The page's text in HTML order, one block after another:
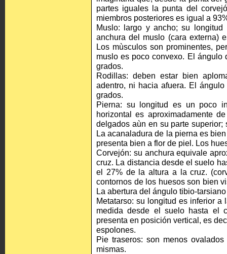
partes iguales la punta del
miembros posteriores es igual a
Muslo: largo y ancho; su
anchura del muslo (cara externa)
Los mùsculos son prominentes,
muslo es poco convexo. El
grados.
Rodillas: deben estar bien
adentro, ni hacia afuera. El
grados.
Pierna: su longitud es un poco
horizontal es aproximadamente
delgados aùn en su parte
La acanaladura de la pierna es
presenta bien a flor de piel. Los
Corvejón: su anchura equivale
cruz. La distancia desde el suelo
el 27% de la altura a la cruz.
contornos de los huesos son bien
La abertura del ángulo tibio-
Metatarso: su longitud es inferior
medida desde el suelo hasta el
presenta en posición vertical, es
espolones.
Pie traseros: son menos
mismas.